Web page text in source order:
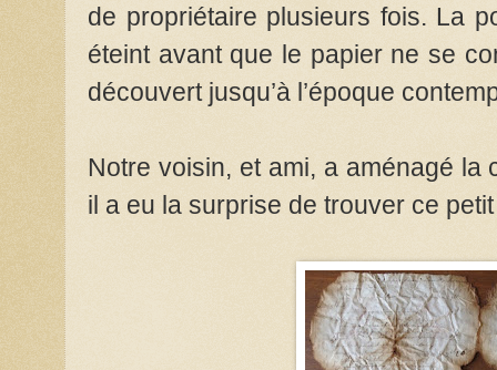
de propriétaire plusieurs fois. La
éteint avant que le papier ne se
découvert jusqu’à l’époque
Notre voisin, et ami, a aménagé
il a eu la surprise de trouver ce